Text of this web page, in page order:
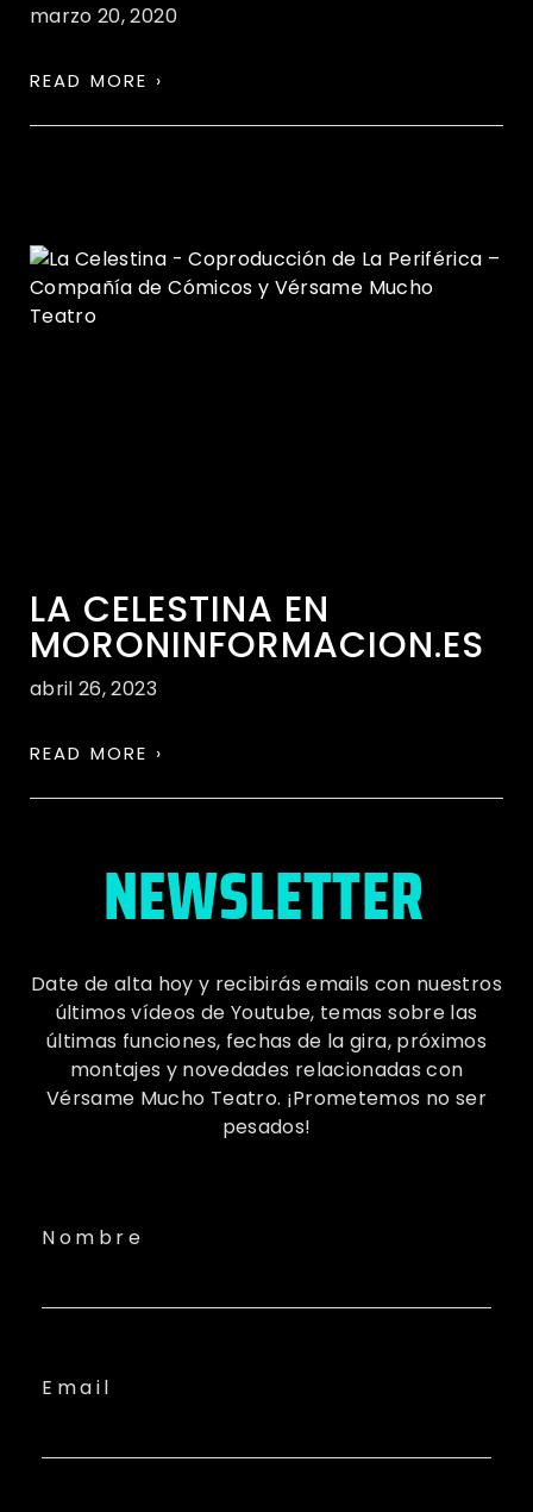
marzo 20, 2020
READ MORE ›
LA CELESTINA EN
MORONINFORMACION.ES
abril 26, 2023
READ MORE ›
NEWSLETTER
Date de alta hoy y recibirás emails con nuestros
últimos vídeos de Youtube, temas sobre las
últimas funciones, fechas de la gira, próximos
montajes y novedades relacionadas con
Vérsame Mucho Teatro. ¡Prometemos no ser
pesados!
Nombre
Email